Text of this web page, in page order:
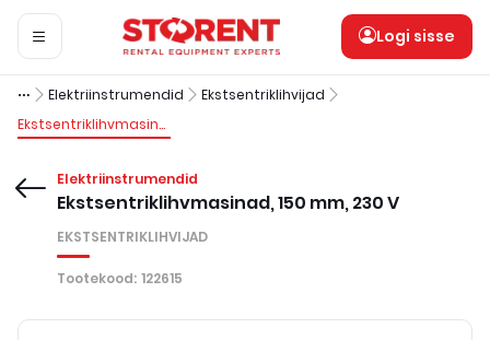
Logi sisse
Elektriinstrumendid
Ekstsentriklihvijad
Ekstsentriklihvmasinad, 150 mm, 230 V
Elektriinstrumendid
Ekstsentriklihvmasinad, 150 mm, 230 V
EKSTSENTRIKLIHVIJAD
Tootekood: 122615